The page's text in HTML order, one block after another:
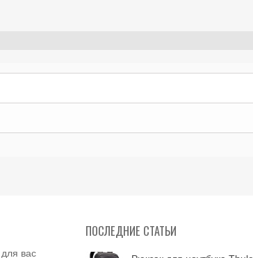
вас
ПОСЛЕДНИЕ СТАТЬИ